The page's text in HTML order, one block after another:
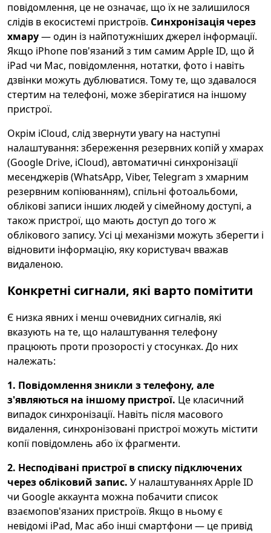
повідомлення, це не означає, що їх не залишилося
слідів в екосистемі пристроїв. Синхронізація через
хмару— один із найпотужніших джерел інформації.
Якщо iPhone пов'язаний з тим самим Apple ID, що й
iPad чи Mac, повідомлення, нотатки, фото і навіть
дзвінки можуть дублюватися. Тому те, що здавалося
стертим на телефоні, може зберігатися на іншому
пристрої.
Окрім iCloud, слід звернути увагу на наступні
налаштування: збереження резервних копій у хмарах
(Google Drive, iCloud), автоматичні синхронізації
месенджерів (WhatsApp, Viber, Telegram з хмарним
резервним копіюванням), спільні фотоальбоми,
облікові записи інших людей у сімейному доступі, а
також пристрої, що мають доступ до того ж
облікового запису. Усі ці механізми можуть зберегти і
відновити інформацію, яку користувач вважав
видаленою.
Конкретні сигнали, які варто помітити
Є низка явних і менш очевидних сигналів, які
вказують на те, що налаштування телефону
працюють проти прозорості у стосунках. До них
належать:
1. Повідомлення зникли з телефону, але
з'являються на іншому пристрої. Це класичний
випадок синхронізації. Навіть після масового
видалення, синхронізовані пристрої можуть містити
копії повідомлень або їх фрагменти.
2. Несподівані пристрої в списку підключених
через обліковий запис. У налаштуваннях Apple ID
чи Google аккаунта можна побачити список
взаємопов'язаних пристроїв. Якщо в ньому є
невідомі iPad, Mac або інші смартфони — це привід